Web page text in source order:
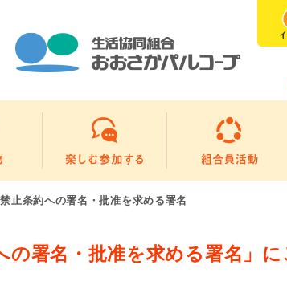
止条約への署名・批准を求める署名
の署名・批准を求める署名」